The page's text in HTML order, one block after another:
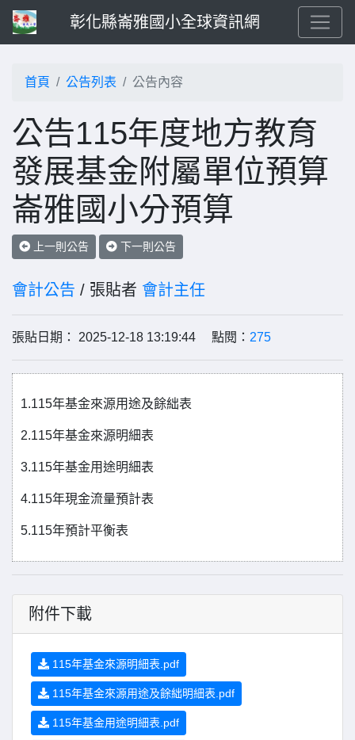
彰化縣崙雅國小全球資訊網
首頁 公告列表 公告內容
公告115年度地方教育
發展基金附屬單位預算
崙雅國小分預算
上一則公告 下一則公告
會計公告 / 張貼者 會計主任
張貼日期： 2025-12-18 13:19:44 點閱： 275
1.115年基金來源用途及餘絀表
2.115年基金來源明細表
3.115年基金用途明細表
4.115年現金流量預計表
5.115年預計平衡表
附件下載
115年基金來源明細表.pdf
115年基金來源用途及餘絀明細表.pdf
115年基金用途明細表.pdf